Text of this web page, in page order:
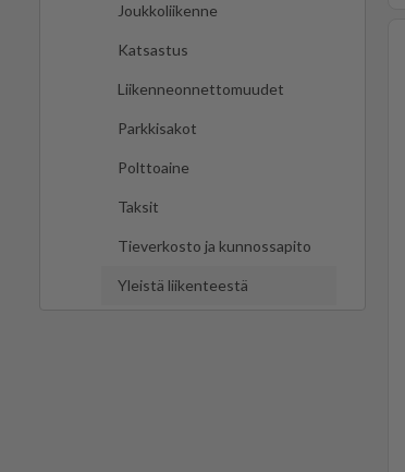
Joukkoliikenne
Katsastus
Liikenneonnettomuudet
Parkkisakot
Polttoaine
Taksit
Tieverkosto ja kunnossapito
Yleistä liikenteestä